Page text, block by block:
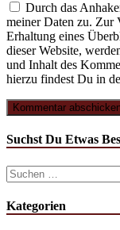
Durch das
meiner Daten zu. Zur
Erhaltung eines
dieser Website,
und Inhalt des
hierzu findest Du in
Suchst Du Etwas
Suchen
nach:
Kategorien